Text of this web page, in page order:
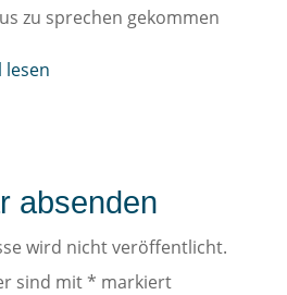
zu sprechen gekommen
lesen
absenden
wird nicht veröffentlicht.
sind mit* markiert